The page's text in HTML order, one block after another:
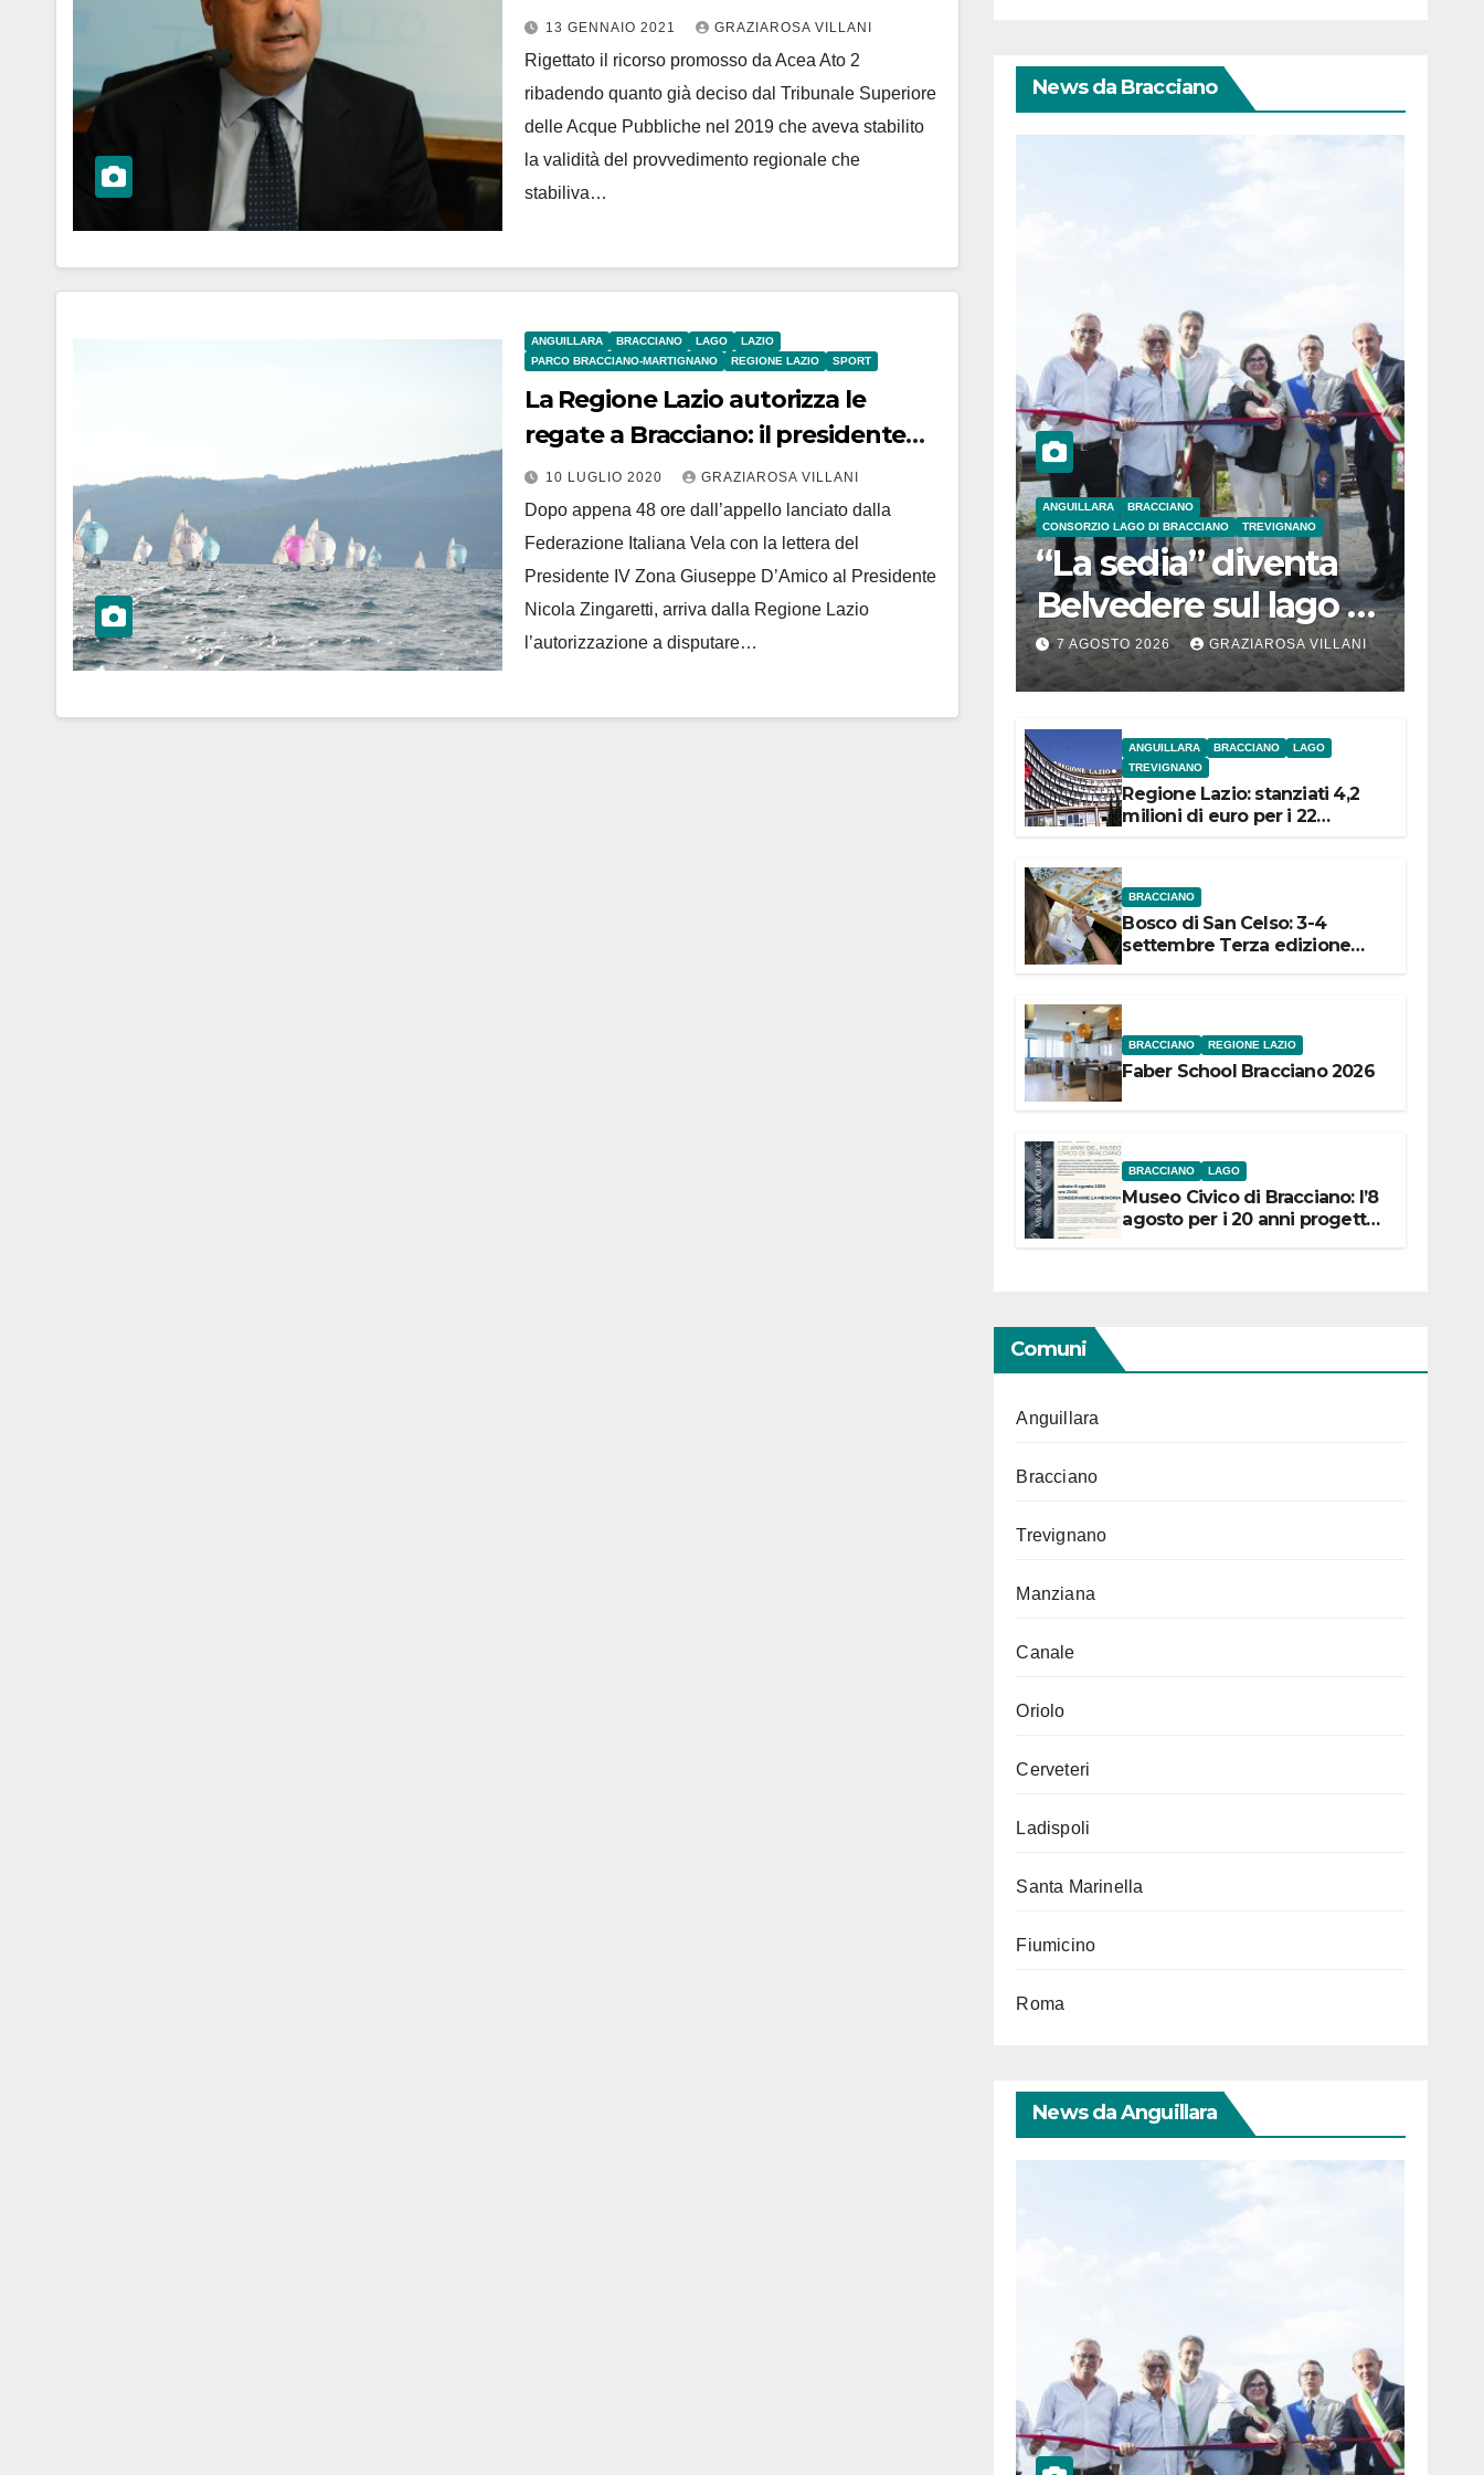
INESTIMABILE
13 GENNAIO 2021 GRAZIAROSA VILLANI
Rigettato il ricorso promosso da Acea Ato 2
ribadendo quanto già deciso dal Tribunale Superiore
delle Acque Pubbliche nel 2019 che aveva stabilito
la validità del provvedimento regionale che
stabiliva…
ANGUILLARA BRACCIANO LAGO
LAZIO
PARCO BRACCIANO-MARTIGNANO
REGIONE LAZIO SPORT
La Regione Lazio autorizza le
regate a Bracciano: il presidente
FIV IV Zona Giuseppe D’Amico
ringrazia il presidente Nicola
Zingaretti
10 LUGLIO 2020 GRAZIAROSA VILLANI
Dopo appena 48 ore dall’appello lanciato dalla
Federazione Italiana Vela con la lettera del
Presidente IV Zona Giuseppe D’Amico al Presidente
Nicola Zingaretti, arriva dalla Regione Lazio
l’autorizzazione a disputare…
News da Bracciano
ANGUILLARA
BRACCIANO
CONSORZIO LAGO DI BRACCIANO
TREVIGNANO
“La sedia” diventa
Belvedere sul lago di
Bracciano: ieri
l’inaugurazione
7 AGOSTO 2026 GRAZIAROSA VILLANI
ANGUILLARA BRACCIANO
LAGO
TREVIGNANO
Regione Lazio: stanziati 4,2
milioni di euro per i 22
BRACCIANO
Bosco di San Celso: 3-4
settembre Terza edizione
BRACCIANO REGIONE LAZIO
Faber School Bracciano 2026
BRACCIANO LAGO
Museo Civico di Bracciano: l’8
agosto per i 20 anni progetto
Comuni
Anguillara
Bracciano
Trevignano
Manziana
Canale
Oriolo
Cerveteri
Ladispoli
Santa Marinella
Fiumicino
Roma
News da Anguillara